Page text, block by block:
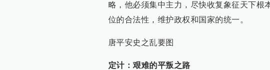
略，他必须集中主力，尽快收复象征天下根
位的合法性，维护政权和国家的统一。
唐平安史之乱要图
定计：艰难的平叛之路